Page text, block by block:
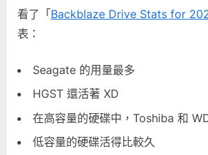
Drive
看了「 Backblaze Drive Stats for
表：
Seagate 的用量最多
HGST 還活著 XD
在高容量的硬碟中，Toshiba 和
低容量的硬碟活得比較久